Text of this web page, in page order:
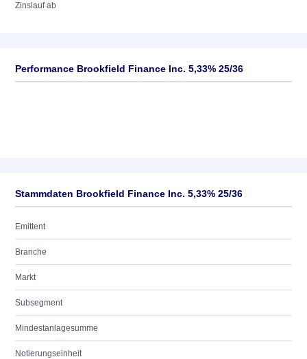
Zinslauf ab
Performance Brookfield Finance Inc. 5,33% 25/36
Stammdaten Brookfield Finance Inc. 5,33% 25/36
Emittent
Branche
Markt
Subsegment
Mindestanlagesumme
Notierungseinheit